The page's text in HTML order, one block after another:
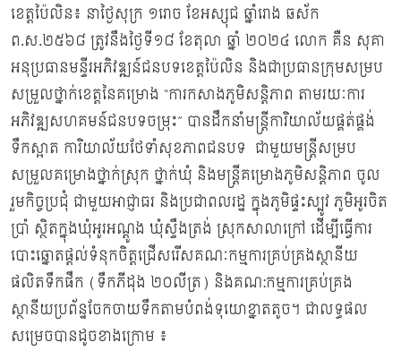
ខេត្តប៉ៃលិន៖ នាថ្ងៃសុក្រ ១រោច ខែអស្សុជ ឆ្នាំរោង ឆស័ក
ព.ស.២៥៦៨ ត្រូវនឹងថ្ងៃទី១៨ ខែតុលា ឆ្នាំ ២០២៤ លោក គឺន សុគា
អនុប្រធានមន្ទីរអភិវឌ្ឍន៍ជនបទខេត្តប៉ៃលិន និងជាប្រធានក្រុមសម្រប
សម្រួលថ្នាក់ខេត្តនៃគម្រោង “ការកសាងភូមិសន្តិភាព តាមរយៈការ
អភិវឌ្ឍសហគមន៍ជនបទចម្រុះ” បានដឹកនាំមន្រ្តីការិយាល័យផ្គត់ផ្គង់
ទឹកស្អាត ការិយាល័យថែទាំសុខភាពជនបទ ជាមួយមន្រ្តីសម្រប
សម្រួលគម្រោងថ្នាក់ស្រុក ថ្នាក់ឃុំ និងមន្រ្តីគម្រោងភូមិសន្តិភាព ចូល
រួមកិច្ចប្រជុំ ជាមួយអាជ្ញាធរ និងប្រជាពលរដ្ឋ ក្នុងភូមិផ្ទះស្បូវ ភូមិអូរចិត
ប្រាំ ស្ថិតក្នុងឃុំអូរអណ្តូង ឃុំស្ទឹងត្រង់ ស្រុកសាលាក្រៅ ដើម្បីធ្វើការ
បោះឆ្នោតផ្តល់ទំនុកចិត្តជ្រើសរើសគណៈកម្មការគ្រប់គ្រងស្ថានីយ
ផលិតទឹកផឹក (ទឹកភីដុង ២០លីត្រ) និងគណ:កម្មការគ្រប់គ្រង
ស្ថានីយប្រព័ន្ឋចែកចាយទឹកតាមបំពង់ទុយោខ្នាតតូច។ ជាលទ្ធផល
សម្រេចបានដូចខាងក្រោម ៖